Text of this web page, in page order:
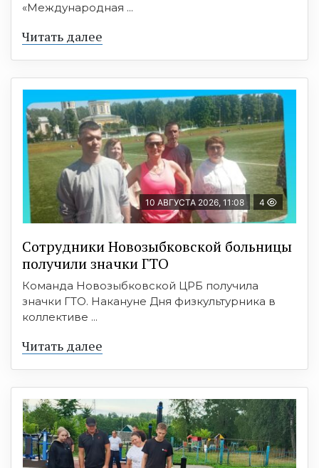
«Международная ...
Читать далее
10 АВГУСТА 2026, 11:08 4
Сотрудники Новозыбковской больницы
получили значки ГТО
Команда Новозыбковской ЦРБ получила
значки ГТО. Накануне Дня физкультурника в
коллективе ...
Читать далее